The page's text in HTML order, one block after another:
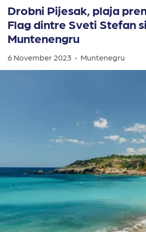
Drobni Pijesak, plaja
Flag dintre Sveti Stefan
Muntenengru
6 November 2023 Muntenegru